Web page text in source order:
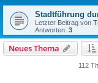
Stadtführung
Letzter Beitrag von
Antworten: 3
Neues Thema
112